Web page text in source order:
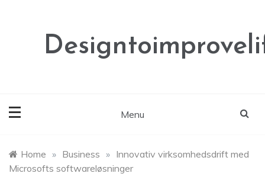
Menu
Home » Business » Innovativ virksomhedsdrift med
Microsofts softwareløsninger